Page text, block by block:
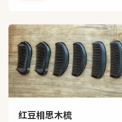
红豆相思木梳